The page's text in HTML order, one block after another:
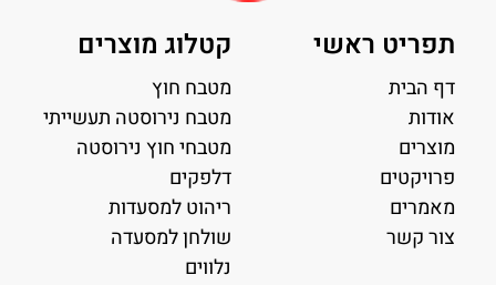
תפריט ראשי
דף הבית
אודות
מוצרים
פרויקטים
מאמרים
צור קשר
קטלוג מוצרים
מטבח חוץ
מטבח נירוסטה תעשייתי
מטבחי חוץ נירוסטה
דלפקים
ריהוט למסעדות
שולחן למסעדה
נלווים